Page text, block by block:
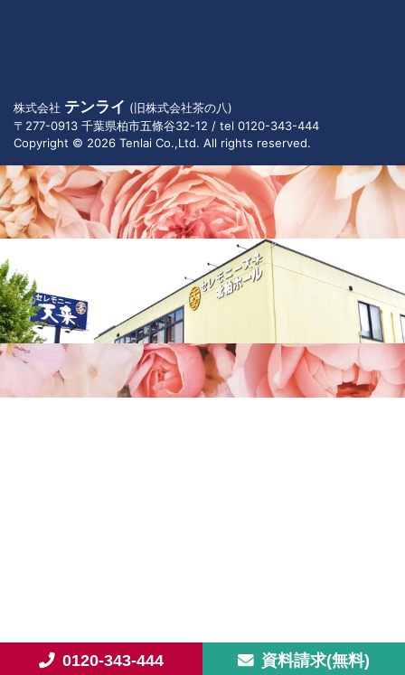
株式会社 テンライ (旧株式会社茶の八)
〒277-0913 千葉県柏市五條谷32-12 / tel 0120-343-444
Copyright © 2026 Tenlai Co.,Ltd. All rights reserved.
0120-343-444 資料請求(無料)